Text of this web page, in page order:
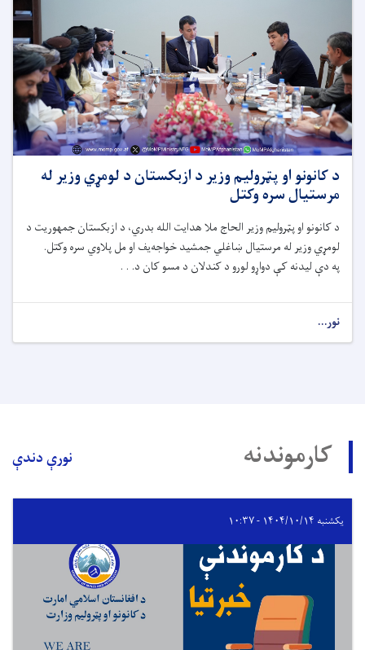
د کانونو او پټرولیم وزیر د ازبکستان د لومړي وزیر له
مرستیال سره وکتل
د کانونو او پټرولیم وزیر الحاج ملا هدایت الله بدري، د ازبکستان جمهوریت د
لومړي وزیر له مرستیال ښاغلي جمشید خواجه‌یف او مل پلاوي سره وکتل.
په دې لیدنه کې دواړو لورو د کندلان د مسو کان د. . .
نور...
کارموندنه نورې دندې
یکشنبه ۱۴۰۴/۱۰/۱۴ - ۱۰:۳۷